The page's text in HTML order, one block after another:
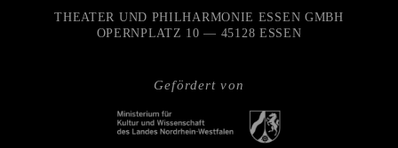
Gefördert von
THEATER UND PHILHARMONIE ESSEN GMBH
OPERNPLATZ 10 — 45128 ESSEN